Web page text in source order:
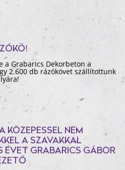
a Grabarics Dekorbeton a
2.600 db rázókövet szállítottunk
KÖZEPESSEL NEM
A SZAVAKKAL
GRABARICS GÁBOR